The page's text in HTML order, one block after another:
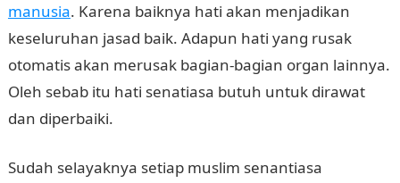
manusia. Karena baiknya hati akan menjadikan
keseluruhan jasad baik. Adapun hati yang rusak
otomatis akan merusak bagian-bagian organ lainnya.
Oleh sebab itu hati senatiasa butuh untuk dirawat
dan diperbaiki.
Sudah selayaknya setiap muslim senantiasa